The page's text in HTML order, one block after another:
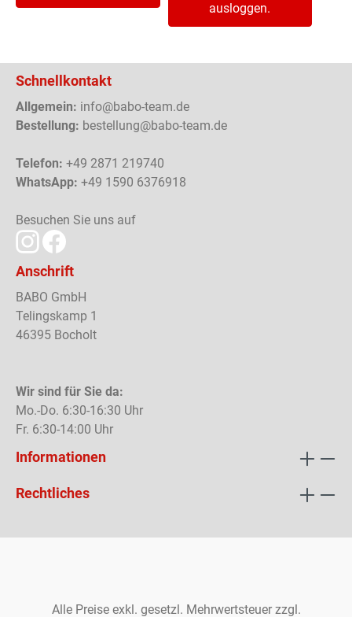
ausloggen.
Schnellkontakt
Allgemein: info@babo-team.de
Bestellung: bestellung@babo-team.de
Telefon: +49 2871 219740
WhatsApp: +49 1590 6376918
Besuchen Sie uns auf
Anschrift
BABO GmbH
Telingskamp 1
46395 Bocholt
Wir sind für Sie da:
Mo.-Do. 6:30-16:30 Uhr
Fr. 6:30-14:00 Uhr
Informationen
Rechtliches
Alle Preise exkl. gesetzl. Mehrwertsteuer zzgl.